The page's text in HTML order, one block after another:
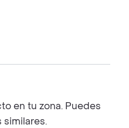
en tu zona. Puedes